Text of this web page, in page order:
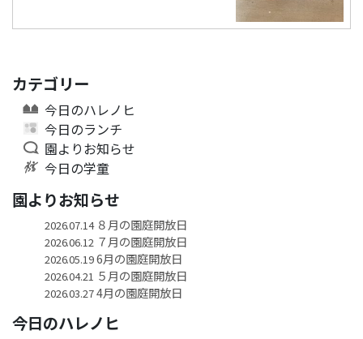
カテゴリー
今日のハレノヒ
今日のランチ
園よりお知らせ
今日の学童
園よりお知らせ
2026.07.14８月の園庭開放日
2026.06.12 ７月の園庭開放日
2026.05.196月の園庭開放日
2026.04.21 ５月の園庭開放日
2026.03.274月の園庭開放日
今日のハレノヒ